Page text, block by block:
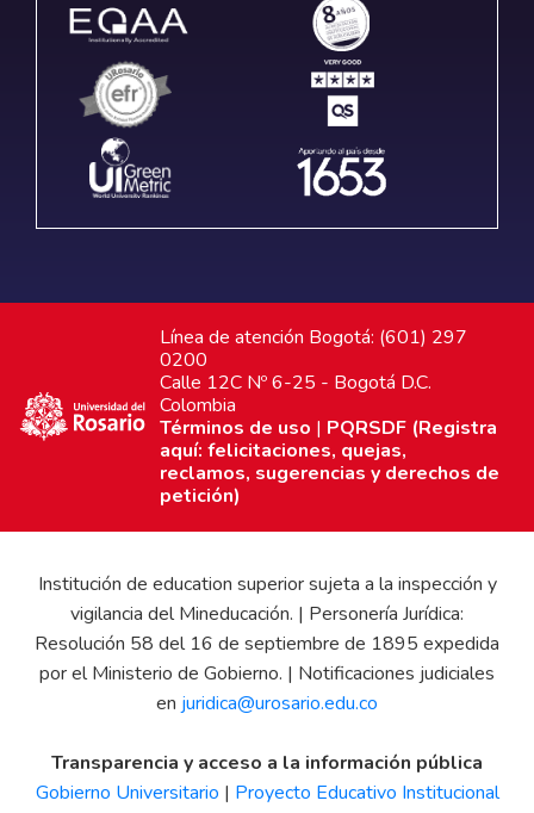
Línea de atención Bogotá: (601) 297
0200
Calle 12C Nº 6-25 - Bogotá D.C.
Colombia
Términos de uso | PQRSDF (Registra
aquí: felicitaciones, quejas,
reclamos, sugerencias y derechos de
petición)
Institución de education superior sujeta a la inspección y
vigilancia del Mineducación. | Personería Jurídica:
Resolución 58 del 16 de septiembre de 1895 expedida
por el Ministerio de Gobierno. | Notificaciones judiciales
en juridica@urosario.edu.co
Transparencia y acceso a la información pública
Gobierno Universitario | Proyecto Educativo Institucional